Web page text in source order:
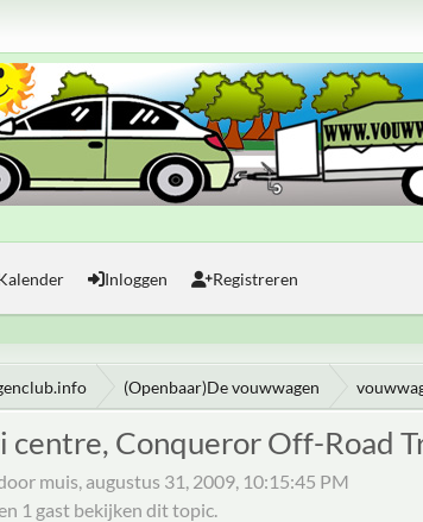
Inloggen Registreren
(Openbaar)De vouwwagen
centre, Conqueror Off-Road
muis, augustus 31, 2009, 10:15:45 PM
1 gast bekijken dit topic.